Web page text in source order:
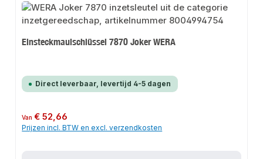
Einsteckmaulschlüssel 7870 Joker WERA
Direct leverbaar, levertijd 4-5 dagen
Normale prijs:
Van€ 52,66
Prijzen incl. BTW en excl. verzendkosten